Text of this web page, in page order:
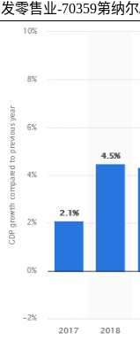
发零售业-70359第纳尔